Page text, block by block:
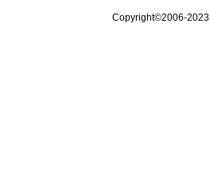
Copyright©2006-2023